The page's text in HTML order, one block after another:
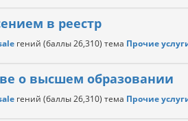
в реестр
гений (баллы26,310) тема Прочие
о высшем образовании
гений (баллы26,310) тема Прочие